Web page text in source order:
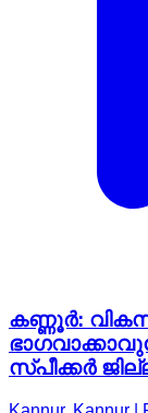
കണ്ണൂർ:
സ്പീക്കർ